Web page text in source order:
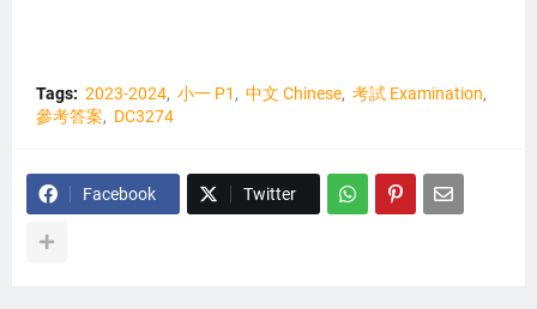
Tags: 2023-2024 小一 P1 中文 Chinese 考試 Examination
參考答案
DC3274
Facebook Twitter